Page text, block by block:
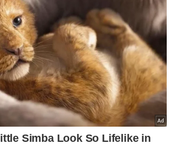
jangan biarkan ahli keluarga
mana secara sendirian.
disebabkan sikap
akan menjadi permulaan
yang memberi kesan
Zaini ialah Wartawan Sinar